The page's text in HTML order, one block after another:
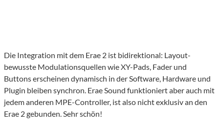
Die Integration mit dem Erae 2 ist bidirektional: Layout-
bewusste Modulationsquellen wie XY-Pads, Fader und
Buttons erscheinen dynamisch in der Software, Hardware und
Plugin bleiben synchron. Erae Sound funktioniert aber auch mit
jedem anderen MPE-Controller, ist also nicht exklusiv an den
Erae 2 gebunden. Sehr schön!